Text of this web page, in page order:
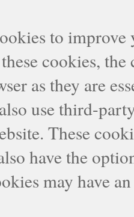
to
cookies,
as they are
use third-
These
have the
may have